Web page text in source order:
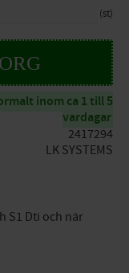
st
inom ca 1 till 5
vardagar
2417294
LK SYSTEMS
S1 Dti och när